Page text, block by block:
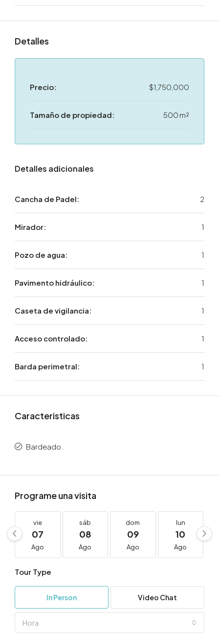
Detalles
Precio: $1,750,000
Tamaño de propiedad: 500 m²
Detalles adicionales
Cancha de Padel: 2
Mirador: 1
Pozo de agua: 1
Pavimento hidráulico: 1
Caseta de vigilancia: 1
Acceso controlado: 1
Barda perimetral: 1
Caracteristicas
Bardeado
Programe una visita
vie
07
Ago
sáb
08
Ago
dom
09
Ago
lun
10
Ago
Tour Type
In Person Video Chat
Hora